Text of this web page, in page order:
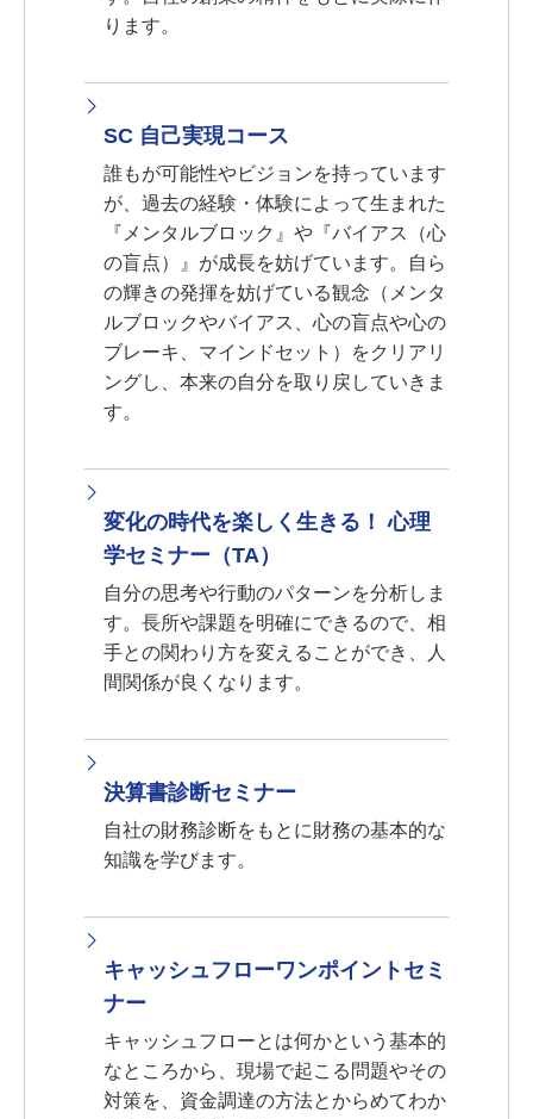
ります。
SC 自己実現コース
誰もが可能性やビジョンを持っています
が、過去の経験・体験によって生まれた
『メンタルブロック』や『バイアス（心
の盲点）』が成長を妨げています。自ら
の輝きの発揮を妨げている観念（メンタ
ルブロックやバイアス、心の盲点や心の
ブレーキ、マインドセット）をクリアリ
ングし、本来の自分を取り戻していきま
す。
変化の時代を楽しく生きる！ 心理
学セミナー（TA）
自分の思考や行動のパターンを分析しま
す。長所や課題を明確にできるので、相
手との関わり方を変えることができ、人
間関係が良くなります。
決算書診断セミナー
自社の財務診断をもとに財務の基本的な
知識を学びます。
キャッシュフローワンポイントセミ
ナー
キャッシュフローとは何かという基本的
なところから、現場で起こる問題やその
対策を、資金調達の方法とからめてわか